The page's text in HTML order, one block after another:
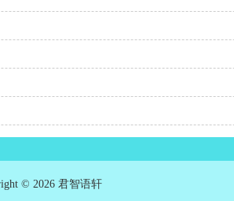
© 2026 君智语轩